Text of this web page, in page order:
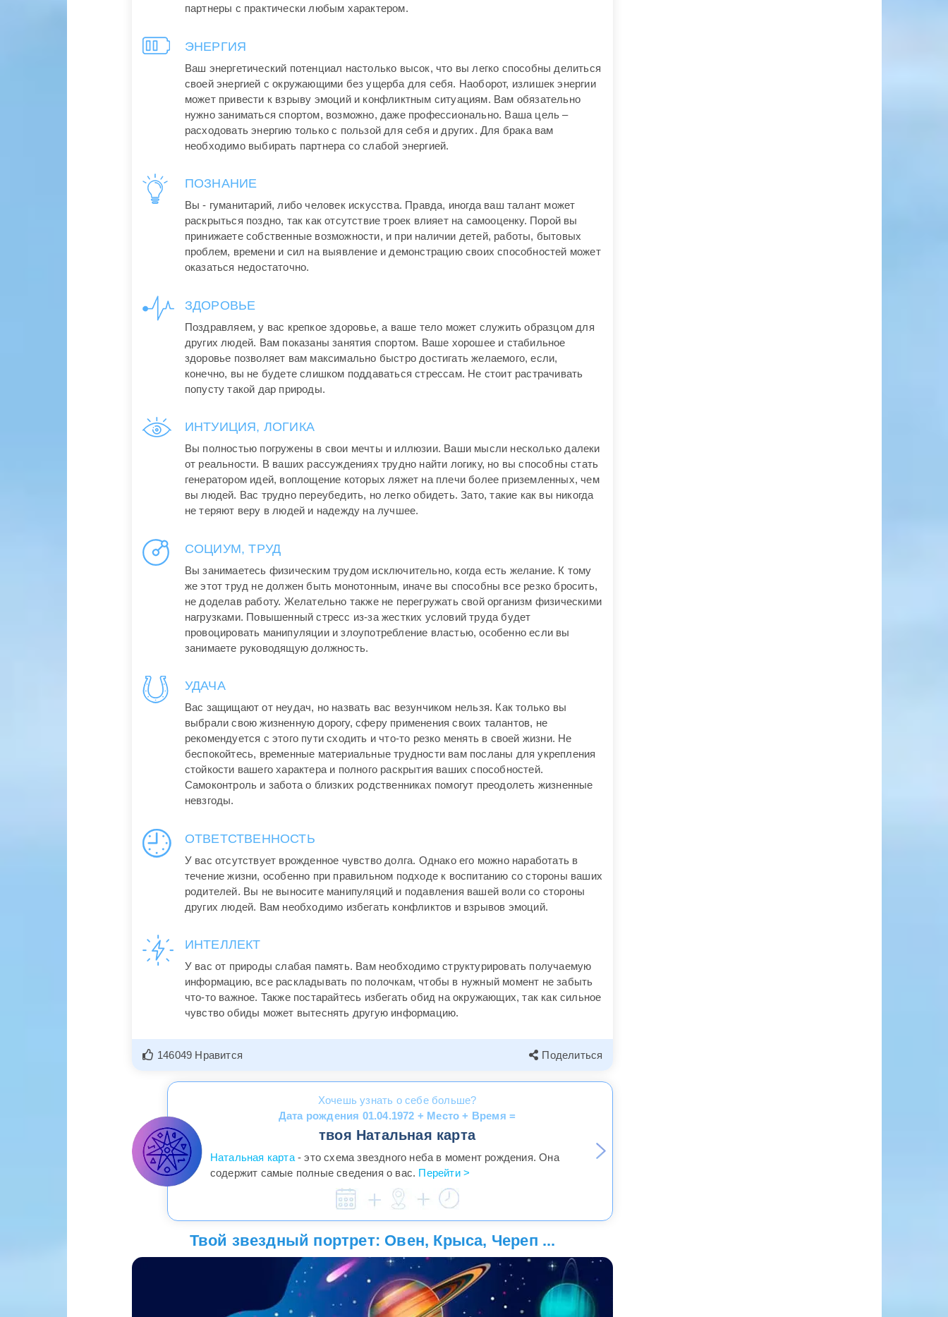
партнеры с практически любым характером.
ЭНЕРГИЯ
Ваш энергетический потенциал настолько высок, что вы легко способны делиться
своей энергией с окружающими без ущерба для себя. Наоборот, излишек энергии
может привести к взрыву эмоций и конфликтным ситуациям. Вам обязательно
нужно заниматься спортом, возможно, даже профессионально. Ваша цель –
расходовать энергию только с пользой для себя и других. Для брака вам
необходимо выбирать партнера со слабой энергией.
ПОЗНАНИЕ
Вы - гуманитарий, либо человек искусства. Правда, иногда ваш талант может
раскрыться поздно, так как отсутствие троек влияет на самооценку. Порой вы
принижаете собственные возможности, и при наличии детей, работы, бытовых
проблем, времени и сил на выявление и демонстрацию своих способностей может
оказаться недостаточно.
ЗДОРОВЬЕ
Поздравляем, у вас крепкое здоровье, а ваше тело может служить образцом для
других людей. Вам показаны занятия спортом. Ваше хорошее и стабильное
здоровье позволяет вам максимально быстро достигать желаемого, если,
конечно, вы не будете слишком поддаваться стрессам. Не стоит растрачивать
попусту такой дар природы.
ИНТУИЦИЯ, ЛОГИКА
Вы полностью погружены в свои мечты и иллюзии. Ваши мысли несколько далеки
от реальности. В ваших рассуждениях трудно найти логику, но вы способны стать
генератором идей, воплощение которых ляжет на плечи более приземленных, чем
вы людей. Вас трудно переубедить, но легко обидеть. Зато, такие как вы никогда
не теряют веру в людей и надежду на лучшее.
СОЦИУМ, ТРУД
Вы занимаетесь физическим трудом исключительно, когда есть желание. К тому
же этот труд не должен быть монотонным, иначе вы способны все резко бросить,
не доделав работу. Желательно также не перегружать свой организм физическими
нагрузками. Повышенный стресс из-за жестких условий труда будет
провоцировать манипуляции и злоупотребление властью, особенно если вы
занимаете руководящую должность.
УДАЧА
Вас защищают от неудач, но назвать вас везунчиком нельзя. Как только вы
выбрали свою жизненную дорогу, сферу применения своих талантов, не
рекомендуется с этого пути сходить и что-то резко менять в своей жизни. Не
беспокойтесь, временные материальные трудности вам посланы для укрепления
стойкости вашего характера и полного раскрытия ваших способностей.
Самоконтроль и забота о близких родственниках помогут преодолеть жизненные
невзгоды.
ОТВЕТСТВЕННОСТЬ
У вас отсутствует врожденное чувство долга. Однако его можно наработать в
течение жизни, особенно при правильном подходе к воспитанию со стороны ваших
родителей. Вы не выносите манипуляций и подавления вашей воли со стороны
других людей. Вам необходимо избегать конфликтов и взрывов эмоций.
ИНТЕЛЛЕКТ
У вас от природы слабая память. Вам необходимо структурировать получаемую
информацию, все раскладывать по полочкам, чтобы в нужный момент не забыть
что-то важное. Также постарайтесь избегать обид на окружающих, так как сильное
чувство обиды может вытеснять другую информацию.
146049 Нравится Поделиться
Хочешь узнать о себе больше?
Дата рождения 01.04.1972 + Место + Время =
твоя Натальная карта
Натальная карта- это схема звездного неба в момент рождения. Она
содержит самые полные сведения о вас. Перейти >
Твой звездный портрет: Овен, Крыса, Череп ...